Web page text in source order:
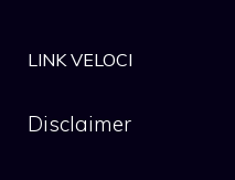
LINK VELOCI
Disclaimer